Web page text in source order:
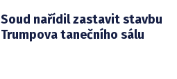
Soud nařídil zastavit stavbu
Trumpova tanečního sálu